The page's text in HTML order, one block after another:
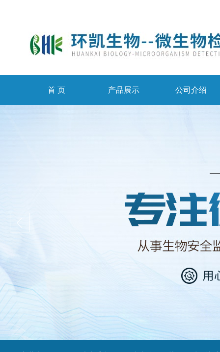
首 页 产品展示 公司介绍